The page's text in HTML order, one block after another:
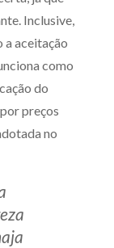
Inclusive,
a aceitação
como
do
preços
no